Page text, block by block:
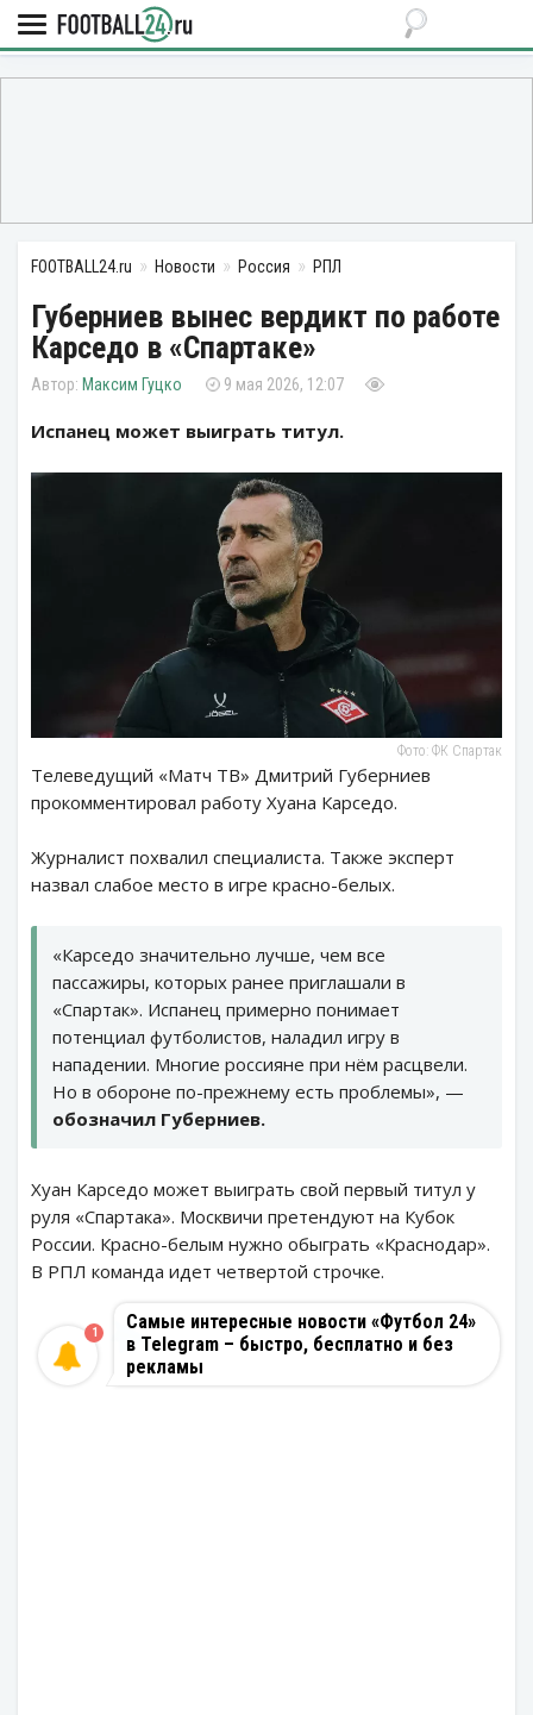
FOOTBALL24.ru Новости Россия РПЛ
Губерниев вынес вердикт по работе
Карседо в «Спартаке»
Максим Гуцко 9 мая 2026, 12:07
Испанец может выиграть титул.
Фото: ФК Спартак
Телеведущий «Матч ТВ» Дмитрий Губерниев
прокомментировал работу Хуана Карседо.
Журналист похвалил специалиста. Также эксперт
назвал слабое место в игре красно-белых.
«Карседо значительно лучше, чем все
пассажиры, которых ранее приглашали в
«Спартак». Испанец примерно понимает
потенциал футболистов, наладил игру в
нападении. Многие россияне при нём расцвели.
Но в обороне по-прежнему есть проблемы», —
обозначил Губерниев.
Хуан Карседо может выиграть свой первый титул у
руля «Спартака». Москвичи претендуют на Кубок
России. Красно-белым нужно обыграть «Краснодар».
В РПЛ команда идет четвертой строчке.
Самые интересные новости «Футбол 24»
в Telegram – быстро, бесплатно и без
рекламы
1